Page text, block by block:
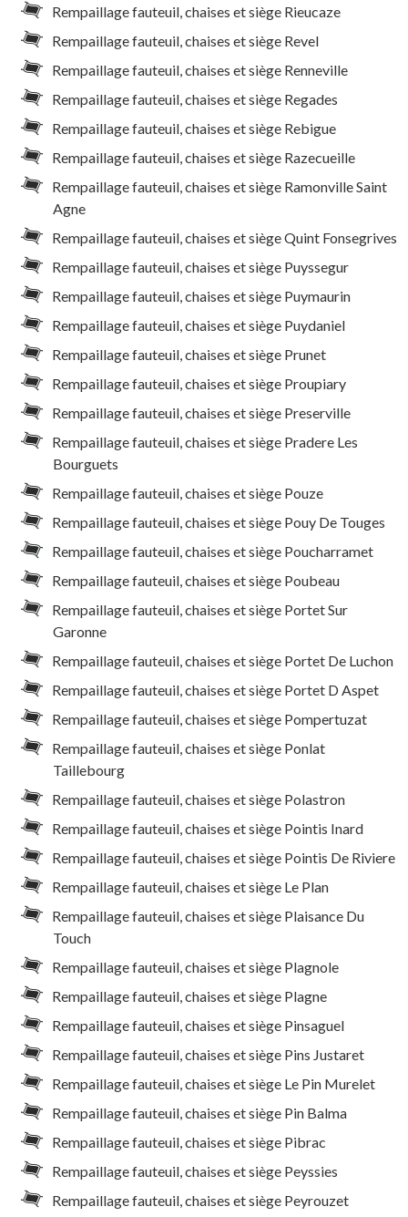
Rempaillage fauteuil, chaises et siège Rieucaze
Rempaillage fauteuil, chaises et siège Revel
Rempaillage fauteuil, chaises et siège Renneville
Rempaillage fauteuil, chaises et siège Regades
Rempaillage fauteuil, chaises et siège Rebigue
Rempaillage fauteuil, chaises et siège Razecueille
Rempaillage fauteuil, chaises et siège Ramonville Saint
Agne
Rempaillage fauteuil, chaises et siège Quint Fonsegrives
Rempaillage fauteuil, chaises et siège Puyssegur
Rempaillage fauteuil, chaises et siège Puymaurin
Rempaillage fauteuil, chaises et siège Puydaniel
Rempaillage fauteuil, chaises et siège Prunet
Rempaillage fauteuil, chaises et siège Proupiary
Rempaillage fauteuil, chaises et siège Preserville
Rempaillage fauteuil, chaises et siège Pradere Les
Bourguets
Rempaillage fauteuil, chaises et siège Pouze
Rempaillage fauteuil, chaises et siège Pouy De Touges
Rempaillage fauteuil, chaises et siège Poucharramet
Rempaillage fauteuil, chaises et siège Poubeau
Rempaillage fauteuil, chaises et siège Portet Sur
Garonne
Rempaillage fauteuil, chaises et siège Portet De Luchon
Rempaillage fauteuil, chaises et siège Portet D Aspet
Rempaillage fauteuil, chaises et siège Pompertuzat
Rempaillage fauteuil, chaises et siège Ponlat
Taillebourg
Rempaillage fauteuil, chaises et siège Polastron
Rempaillage fauteuil, chaises et siège Pointis Inard
Rempaillage fauteuil, chaises et siège Pointis De Riviere
Rempaillage fauteuil, chaises et siège Le Plan
Rempaillage fauteuil, chaises et siège Plaisance Du
Touch
Rempaillage fauteuil, chaises et siège Plagnole
Rempaillage fauteuil, chaises et siège Plagne
Rempaillage fauteuil, chaises et siège Pinsaguel
Rempaillage fauteuil, chaises et siège Pins Justaret
Rempaillage fauteuil, chaises et siège Le Pin Murelet
Rempaillage fauteuil, chaises et siège Pin Balma
Rempaillage fauteuil, chaises et siège Pibrac
Rempaillage fauteuil, chaises et siège Peyssies
Rempaillage fauteuil, chaises et siège Peyrouzet